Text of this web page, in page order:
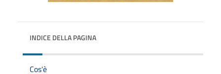
INDICE DELLA PAGINA
Cos'è